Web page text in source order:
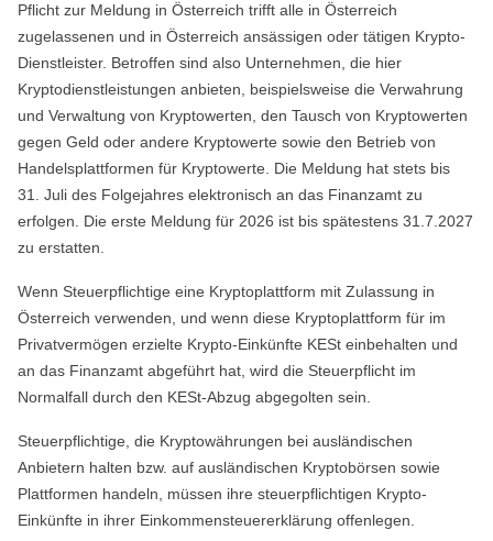
Pflicht zur Meldung in Österreich trifft alle in Österreich
zugelassenen und in Österreich ansässigen oder tätigen Krypto-
Dienstleister. Betroffen sind also Unternehmen, die hier
Kryptodienstleistungen anbieten, beispielsweise die Verwahrung
und Verwaltung von Kryptowerten, den Tausch von Kryptowerten
gegen Geld oder andere Kryptowerte sowie den Betrieb von
Handelsplattformen für Kryptowerte. Die Meldung hat stets bis
31. Juli des Folgejahres elektronisch an das Finanzamt zu
erfolgen. Die erste Meldung für 2026 ist bis spätestens 31.7.2027
zu erstatten.
Wenn Steuerpflichtige eine Kryptoplattform mit Zulassung in
Österreich verwenden, und wenn diese Kryptoplattform für im
Privatvermögen erzielte Krypto-Einkünfte KESt einbehalten und
an das Finanzamt abgeführt hat, wird die Steuerpflicht im
Normalfall durch den KESt-Abzug abgegolten sein.
Steuerpflichtige, die Kryptowährungen bei ausländischen
Anbietern halten bzw. auf ausländischen Kryptobörsen sowie
Plattformen handeln, müssen ihre steuerpflichtigen Krypto-
Einkünfte in ihrer Einkommensteuererklärung offenlegen.